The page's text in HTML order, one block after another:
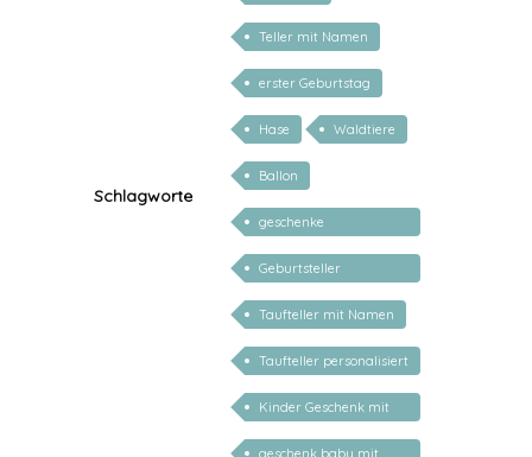
Schlagworte
Teller mit Namen
erster Geburtstag
Hase Waldtiere
Ballon
geschenke
personalisiert kinder
Geburtsteller
personalisiert
Taufteller mit Namen
Taufteller personalisiert
Kinder Geschenk mit
Namen
geschenk baby mit